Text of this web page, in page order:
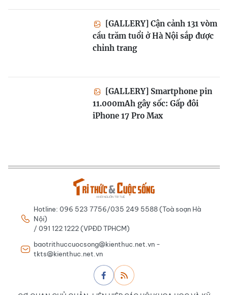
[GALLERY] Cận cảnh 131 vòm
cầu trăm tuổi ở Hà Nội sắp được
chỉnh trang
[GALLERY] Smartphone pin
11.000mAh gây sốc: Gấp đôi
iPhone 17 Pro Max
Hotline: 096 523 7756/035 249 5588 (Toà soạn Hà
Nội)
/ 091 122 1222 (VPĐD TPHCM)
baotrithuccuocsong@kienthuc.net.vn -
tkts@kienthuc.net.vn